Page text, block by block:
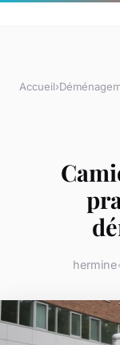
Accueil›
hermine